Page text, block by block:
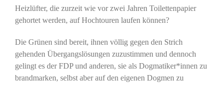
Heizlüfter, die zurzeit wie vor zwei Jahren Toilettenpapier
gehortet werden, auf Hochtouren laufen können?
Die Grünen sind bereit, ihnen völlig gegen den Strich
gehenden Übergangslösungen zuzustimmen und dennoch
gelingt es der FDP und anderen, sie als Dogmatiker*innen zu
brandmarken, selbst aber auf den eigenen Dogmen zu